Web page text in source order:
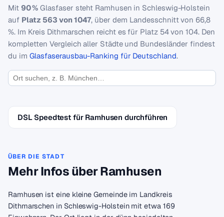
Mit 90 % Glasfaser steht Ramhusen in Schleswig-Holstein
auf Platz 563 von 1047, über dem Landesschnitt von 66,8
%. Im Kreis Dithmarschen reicht es für Platz 54 von 104. Den
kompletten Vergleich aller Städte und Bundesländer findest
du im Glasfaserausbau-Ranking für Deutschland.
DSL Speedtest für Ramhusen durchführen
ÜBER DIE STADT
Mehr Infos über Ramhusen
Ramhusen ist eine kleine Gemeinde im Landkreis
Dithmarschen in Schleswig-Holstein mit etwa 169